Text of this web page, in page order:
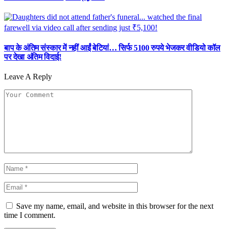
बाप के अंतिम संस्कार में नहीं आईं बेटियां… सिर्फ 5100 रुपये भेजकर वीडियो कॉल
पर देखा अंतिम विदाई!
Leave A Reply
Save my name, email, and website in this browser for the next
time I comment.